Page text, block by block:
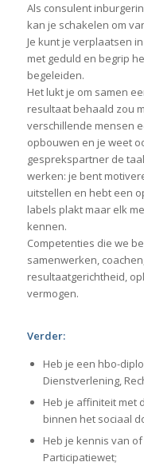
Als consulent
kan je schakelen om
Je kunt je verplaatsen
met geduld en begrip
begeleiden.
Het lukt je om samen
resultaat behaald zou
verschillende mensen
opbouwen en je weet
gesprekspartner de
werken: je bent
uitstellen en hebt een
labels plakt maar elk
kennen.
Competenties die we
samenwerken,
resultaatgerichtheid,
vermogen.
Verder:
Heb je een hbo-
Dienstverlening,
Heb je affiniteit met
binnen het sociaal
Heb je kennis van
Participatiewet;